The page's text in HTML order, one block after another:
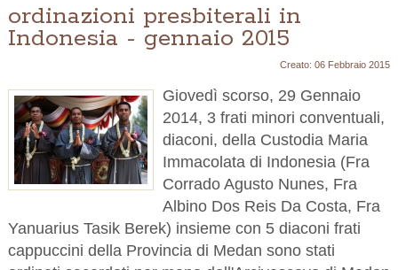
ordinazioni presbiterali in
Indonesia - gennaio 2015
Creato: 06 Febbraio 2015
Giovedì scorso, 29 Gennaio
2014, 3 frati minori conventuali,
diaconi, della Custodia Maria
Immacolata di Indonesia (Fra
Corrado Agusto Nunes, Fra
Albino Dos Reis Da Costa, Fra
Yanuarius Tasik Berek) insieme con 5 diaconi frati
cappuccini della Provincia di Medan sono stati